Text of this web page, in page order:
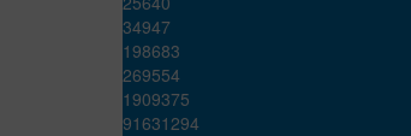
34947
198683
269554
1909375
91631294